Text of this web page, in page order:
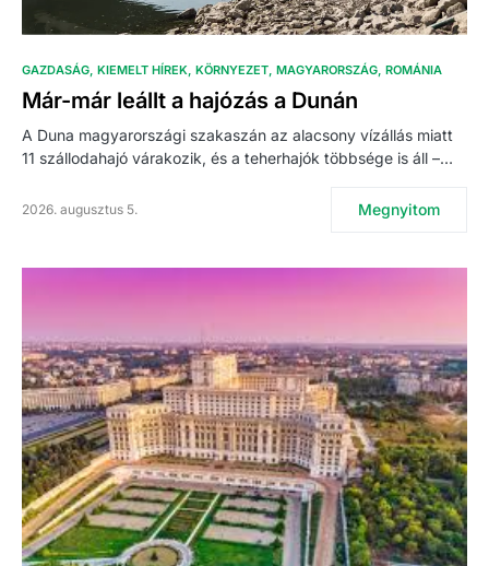
GAZDASÁG KIEMELT HÍREK KÖRNYEZET MAGYARORSZÁG ROMÁNIA
Már-már leállt a hajózás a Dunán
A Duna magyarországi szakaszán az alacsony vízállás miatt
11 szállodahajó várakozik, és a teherhajók többsége is áll –…
2026. augusztus 5. Megnyitom